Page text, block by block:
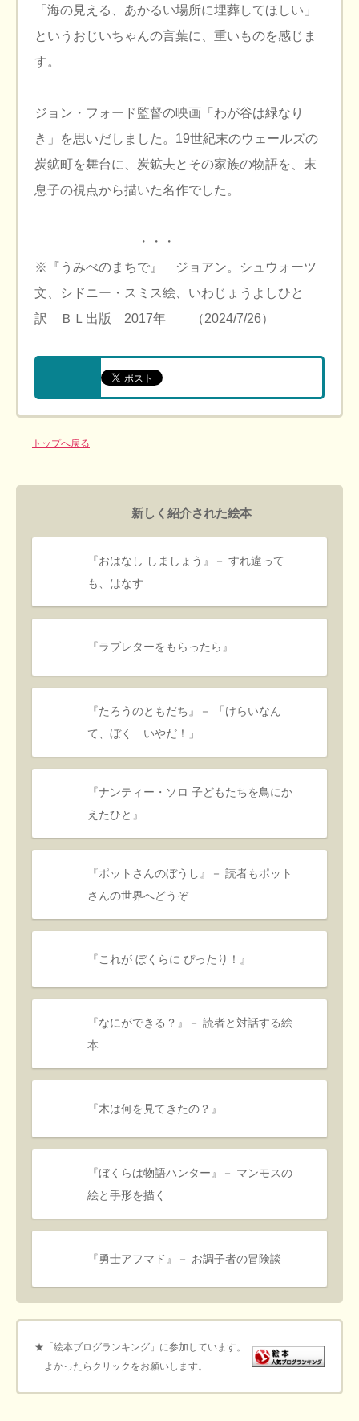
「海の見える、あかるい場所に埋葬してほしい」
というおじいちゃんの言葉に、重いものを感じま
す。
ジョン・フォード監督の映画「わが谷は緑なり
き」を思いだしました。19世紀末のウェールズの
炭鉱町を舞台に、炭鉱夫とその家族の物語を、末
息子の視点から描いた名作でした。
・・・
※『うみべのまちで』 ジョアン。シュウォーツ
文、シドニー・スミス絵、いわじょうよしひと
訳 ＢＬ出版 2017年 （2024/7/26）
トップへ戻る
新しく紹介された絵本
『おはなし しましょう』－ すれ違って
も、はなす
『ラブレターをもらったら』
『たろうのともだち』－ 「けらいなん
て、ぼく いやだ！」
『ナンティー・ソロ 子どもたちを鳥にか
えたひと』
『ポットさんのぼうし』－ 読者もポット
さんの世界へどうぞ
『これが ぼくらに ぴったり！』
『なにができる？』－ 読者と対話する絵
本
『木は何を見てきたの？』
『ぼくらは物語ハンター』－ マンモスの
絵と手形を描く
『勇士アフマド』－ お調子者の冒険談
★「絵本ブログランキング」に参加しています。
よかったらクリックをお願いします。